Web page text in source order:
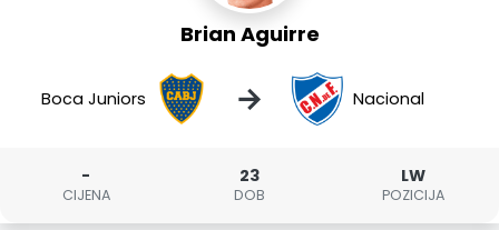
Brian Aguirre
Boca Juniors → Nacional
-
CIJENA
23
DOB
LW
POZICIJA